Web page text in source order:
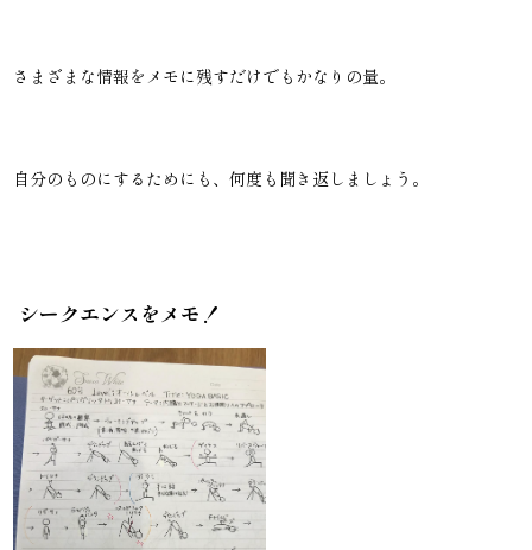
さまざまな情報をメモに残すだけでもかなりの量。
自分のものにするためにも、何度も聞き返しましょう。
シークエンスをメモ！